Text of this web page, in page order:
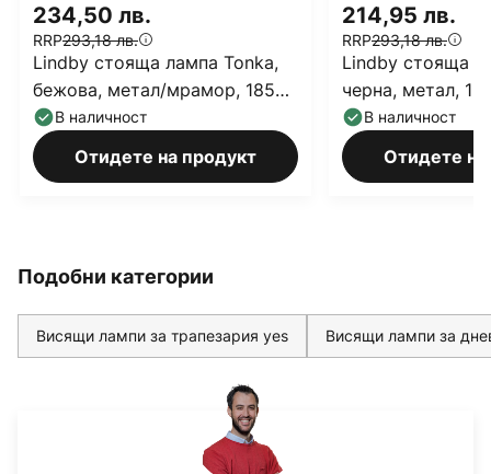
234,50 лв.
RRP293,18 лв.
Lindby стояща лампа Tonka,
бежова, метал/мрамор, 185
cm, E27
В наличност
Отидете на продукт
214,95 лв.
RRP293,18 лв.
Lindby стояща
черна, метал,
В наличност
Отидете на
Подобни категории
Висящи лампи за трапезария yes Висящи лампи за